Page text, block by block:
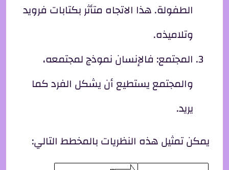
الطفولة. هذا الاتجاه متأثر بكتابات فرويد
وتلاميذه.
المجتمع: فالإنسان نموذج لمجتمعه،
والمجتمع يستطيع أن يشكل الفرد كما
يريد.
يمكن تمثيل هذه النظريات بالمخطط التالي: